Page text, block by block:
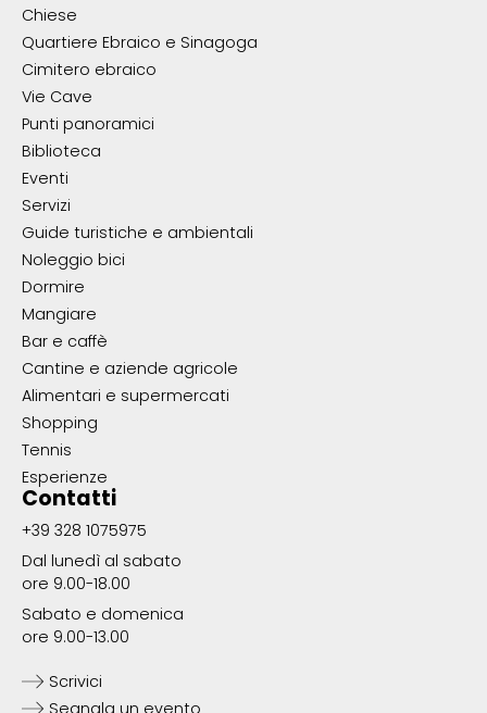
Chiese
Quartiere Ebraico e Sinagoga
Cimitero ebraico
Vie Cave
Punti panoramici
Biblioteca
Eventi
Servizi
Guide turistiche e ambientali
Noleggio bici
Dormire
Mangiare
Bar e caffè
Cantine e aziende agricole
Alimentari e supermercati
Shopping
Tennis
Esperienze
Contatti
+39 328 1075975
Dal lunedì al sabato
ore 9.00-18.00
Sabato e domenica
ore 9.00-13.00
Scrivici
Segnala un evento